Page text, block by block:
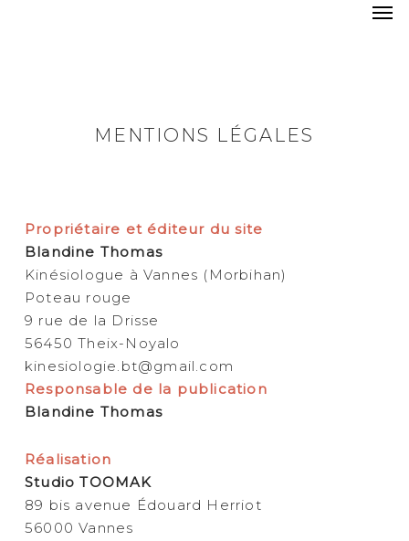
MENTIONS LÉGALES
Propriétaire et éditeur du site
Blandine Thomas
Kinésiologue à Vannes (Morbihan)
Poteau rouge
9 rue de la Drisse
56450 Theix-Noyalo
kinesiologie.bt@gmail.com
Responsable de la publication
Blandine Thomas
Réalisation
Studio TOOMAK
89 bis avenue Édouard Herriot
56000 Vannes